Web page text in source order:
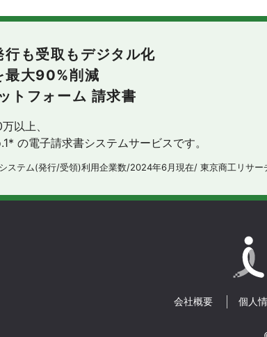
行も受取もデジタル化
最大90%削減
トフォーム 請求書
以上、
の電子請求書システムサービスです。
ステム(発行/受領)利用企業数/2024年6月現在/ 東京商工リサー
会社概要 個人